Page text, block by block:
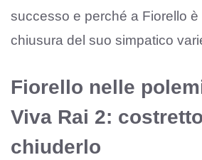
successo e perché a Fiorello è
chiusura del suo simpatico
Fiorello nelle
Viva Rai 2:
chiuderlo